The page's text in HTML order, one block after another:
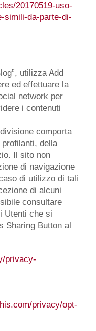
20170519-uso-
simili-da-parte-di-
utilizza Add
ed effettuare la
network per
i contenuti
comporta
profilanti, della
Il sito non
di navigazione
di utilizzo di tali
di alcuni
consultare
Utenti che si
Sharing Button al
privacy-
privacy/opt-